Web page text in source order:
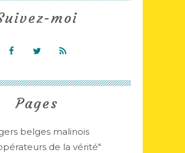
Pages
belges malinois
de la vérité"
moi